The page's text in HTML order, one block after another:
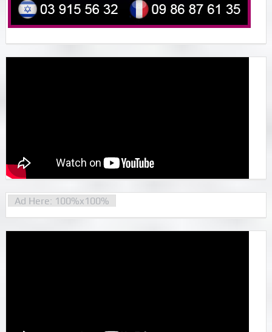
Ad Here: 100%x100%